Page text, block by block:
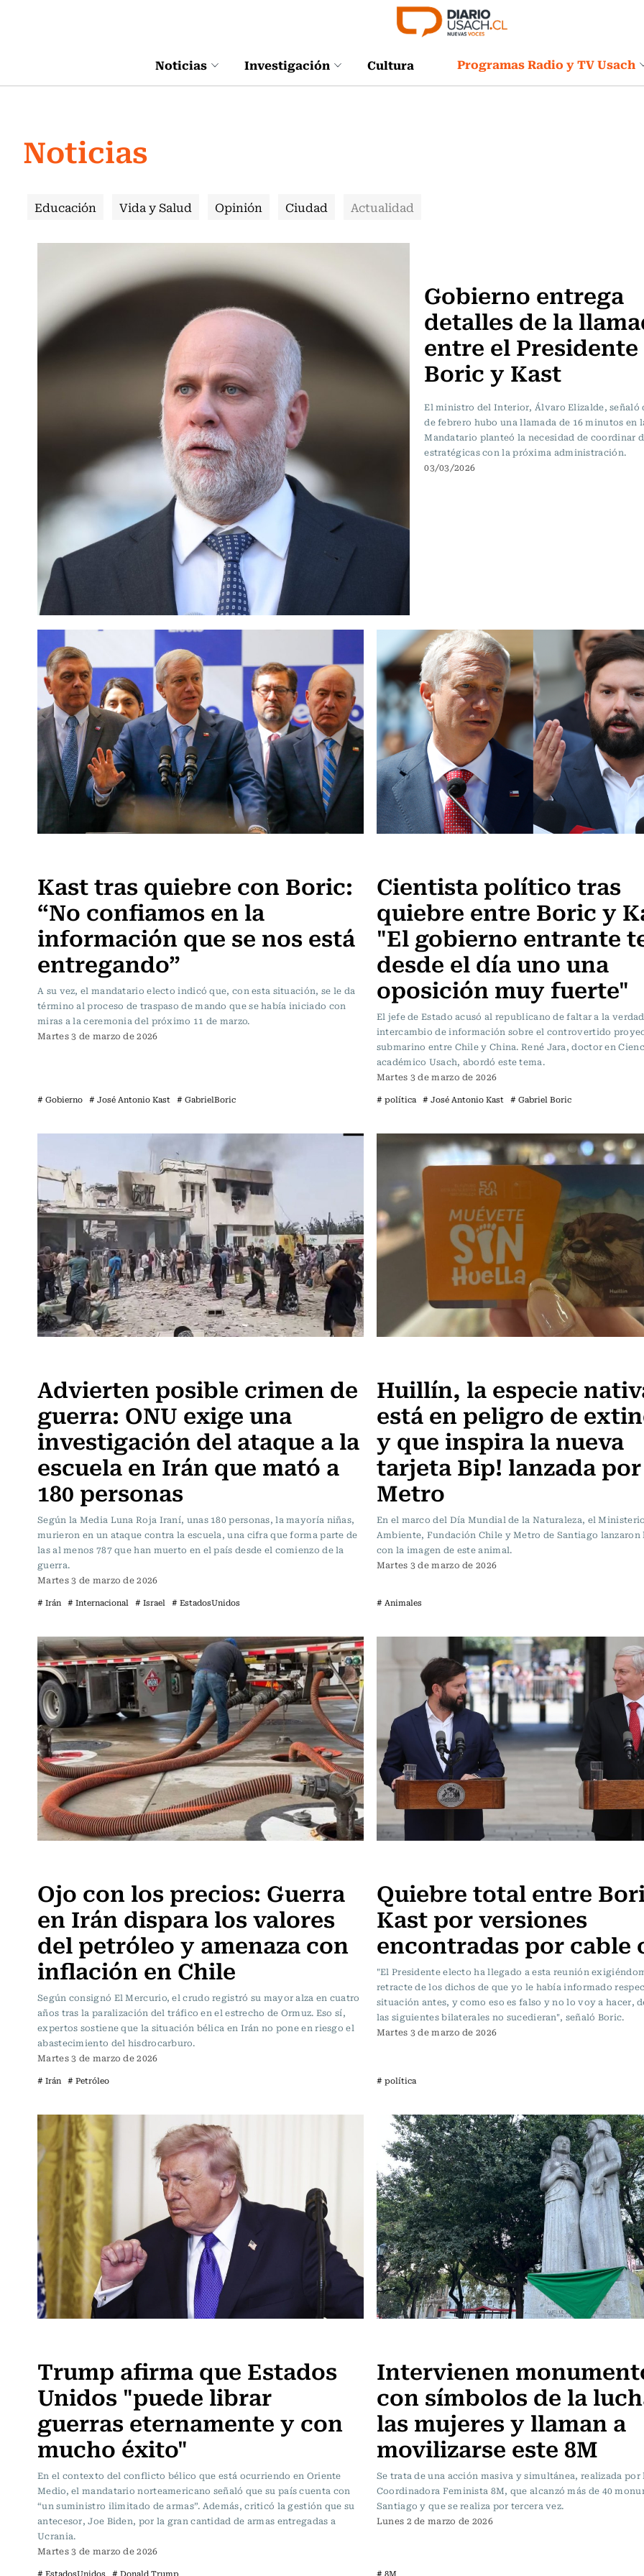
Noticias Investigación Cultura Programas Radio y TV Usach
Noticias
Educación Vida y Salud Opinión Ciudad Actualidad
Gobierno entrega
detalles de la
entre el Presidente
Boric y Kast
El ministro del Interior, Álvaro Elizalde, señaló
de febrero hubo una llamada de 16 minutos en
Mandatario planteó la necesidad de coordinar
estratégicas con la próxima administración.
03/03/2026
Kast tras quiebre con Boric:
“No confiamos en la
información que se nos está
entregando”
A su vez, el mandatario electo indicó que, con esta situación, se le da
término al proceso de traspaso de mando que se había iniciado con
miras a la ceremonia del próximo 11 de marzo.
Martes 3 de marzo de 2026
# Gobierno # José Antonio Kast # GabrielBoric
Cientista político tras
quiebre entre Boric y
"El gobierno entrante
desde el día uno una
oposición muy fuerte"
El jefe de Estado acusó al republicano de faltar a la
intercambio de información sobre el controvertido
submarino entre Chile y China. René Jara, doctor en
académico Usach, abordó este tema.
Martes 3 de marzo de 2026
# política # José Antonio Kast # Gabriel Boric
Advierten posible crimen de
guerra: ONU exige una
investigación del ataque a la
escuela en Irán que mató a
180 personas
Según la Media Luna Roja Iraní, unas 180 personas, la mayoría niñas,
murieron en un ataque contra la escuela, una cifra que forma parte de
las al menos 787 que han muerto en el país desde el comienzo de la
guerra.
Martes 3 de marzo de 2026
# Irán # Internacional # Israel # EstadosUnidos
Huillín, la especie
está en peligro de
y que inspira la nueva
tarjeta Bip! lanzada por
Metro
En el marco del Día Mundial de la Naturaleza, el
Ambiente, Fundación Chile y Metro de Santiago lanzaron
con la imagen de este animal.
Martes 3 de marzo de 2026
# Animales
Ojo con los precios: Guerra
en Irán dispara los valores
del petróleo y amenaza con
inflación en Chile
Según consignó El Mercurio, el crudo registró su mayor alza en cuatro
años tras la paralización del tráfico en el estrecho de Ormuz. Eso sí,
expertos sostiene que la situación bélica en Irán no pone en riesgo el
abastecimiento del hisdrocarburo.
Martes 3 de marzo de 2026
# Irán # Petróleo
Quiebre total entre
Kast por versiones
encontradas por cable
"El Presidente electo ha llegado a esta reunión
retracte de los dichos de que yo le había informado
situación antes, y como eso es falso y no lo voy a hacer,
las siguientes bilaterales no sucedieran", señaló Boric.
Martes 3 de marzo de 2026
# política
Trump afirma que Estados
Unidos "puede librar
guerras eternamente y con
mucho éxito"
En el contexto del conflicto bélico que está ocurriendo en Oriente
Medio, el mandatario norteamericano señaló que su país cuenta con
“un suministro ilimitado de armas”. Además, criticó la gestión que su
antecesor, Joe Biden, por la gran cantidad de armas entregadas a
Ucrania.
Martes 3 de marzo de 2026
# EstadosUnidos # Donald Trump
Intervienen
con símbolos de la
las mujeres y llaman a
movilizarse este 8M
Se trata de una acción masiva y simultánea, realizada por
Coordinadora Feminista 8M, que alcanzó más de 40
Santiago y que se realiza por tercera vez.
Lunes 2 de marzo de 2026
# 8M